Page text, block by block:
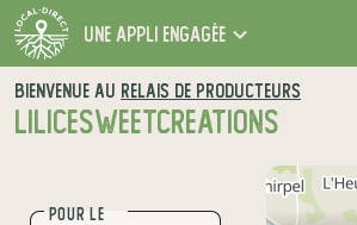
une appli engagée
BIENVENUE AU RELAIS DE PRODUCTEURS
LILICESWEETCREATIONS
POUR LE